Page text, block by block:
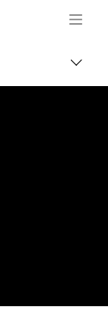
Logo, back to